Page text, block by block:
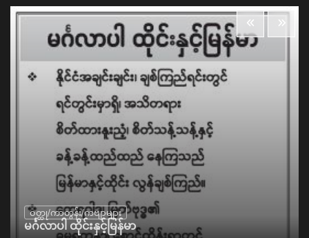
ဝတ္ထု/ကာတွန်း/ကဗျာများ
မင်္ဂလာပါ ထိုင်းနှင့်မြန်မာ